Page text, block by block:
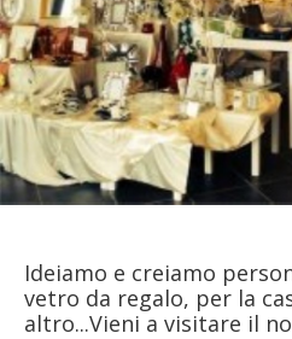
Ideiamo e creiamo
vetro da regalo, per la
altro...Vieni a visitare il